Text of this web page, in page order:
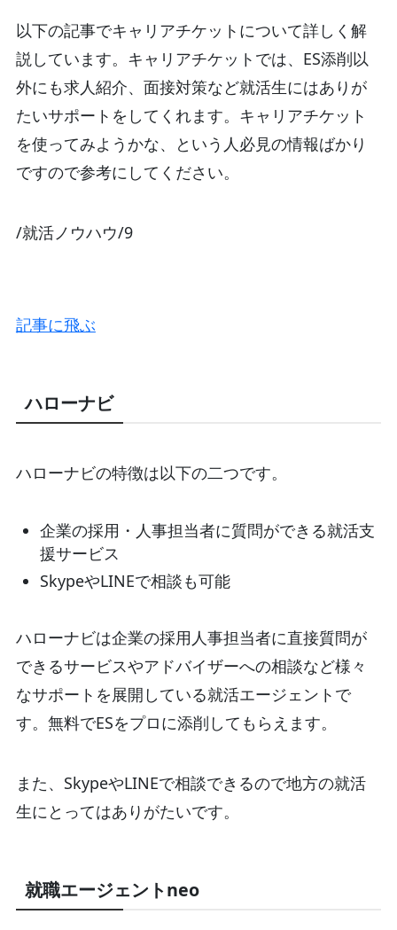
以下の記事でキャリアチケットについて詳しく解
説しています。キャリアチケットでは、ES添削以
外にも求人紹介、面接対策など就活生にはありが
たいサポートをしてくれます。キャリアチケット
を使ってみようかな、という人必見の情報ばかり
ですので参考にしてください。
/就活ノウハウ/9
記事に飛ぶ
ハローナビ
ハローナビの特徴は以下の二つです。
企業の採用・人事担当者に質問ができる就活支
援サービス
SkypeやLINEで相談も可能
ハローナビは企業の採用人事担当者に直接質問が
できるサービスやアドバイザーへの相談など様々
なサポートを展開している就活エージェントで
す。無料でESをプロに添削してもらえます。
また、SkypeやLINEで相談できるので地方の就活
生にとってはありがたいです。
就職エージェントneo